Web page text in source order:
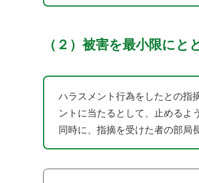
（２）被害を最小限にと
ハラスメント行為をしたとの指
ントに当たるとして、止めるよ
同時に、指摘を受けた者の部局